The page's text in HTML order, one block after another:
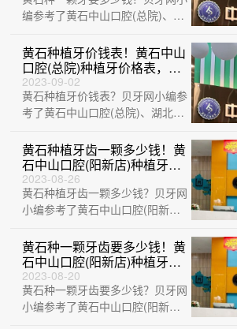
编参考了黄石中山口腔(总院)、中
M中山···
黄石种植牙价钱表！黄石中山
口腔(总院)种植牙价格表，国
产常州创英种植牙：4346元
起/颗！
2023-09-02
黄石种植牙价钱表？贝牙网小编参
考了黄石中山口腔(总院)、湖北平
玉口腔···
黄石种植牙齿一颗多少钱！黄
石中山口腔(阳新店)种植牙价
格表更新，国产常州创英种植
牙：4743元起/颗！
2023-08-26
黄石种植牙齿一颗多少钱？贝牙网
小编参考了黄石中山口腔(阳新
石精诚口腔、···
黄石种一颗牙齿要多少钱！黄
石中山口腔(阳新店)种植牙新
价格已确定，韩国迪奥DIO种
植体：3362元起/颗！
2023-08-20
黄石种一颗牙齿要多少钱？贝牙网
小编参考了黄石中山口腔(阳新